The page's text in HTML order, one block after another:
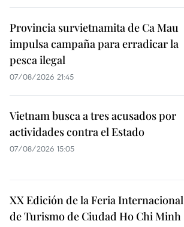
Provincia survietnamita de Ca Mau
impulsa campaña para erradicar la
pesca ilegal
07/08/2026 21:45
Vietnam busca a tres acusados por
actividades contra el Estado
07/08/2026 15:05
XX Edición de la Feria Internacional
de Turismo de Ciudad Ho Chi Minh